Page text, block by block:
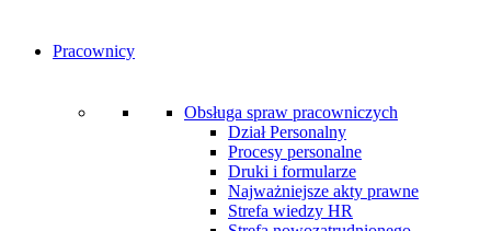
Pracownicy
Obsługa spraw pracowniczych
Dział Personalny
Procesy personalne
Druki i formularze
Najważniejsze akty prawne
Strefa wiedzy HR